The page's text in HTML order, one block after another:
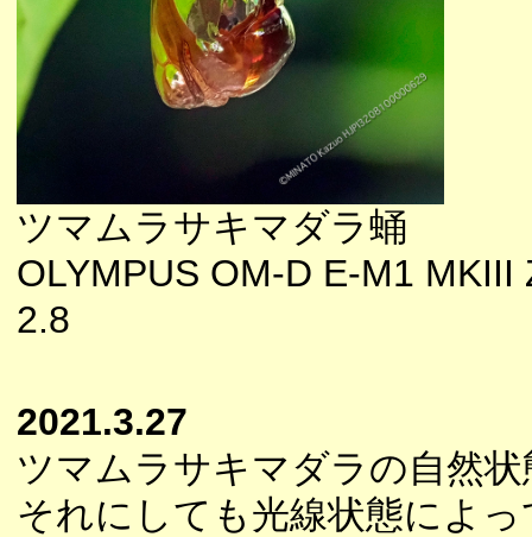
ツマムラサキマダラ蛹
OLYMPUS OM-D E-M1 MKIII
2.8
2021.3.27
ツマムラサキマダラの自然
それにしても光線状態によ